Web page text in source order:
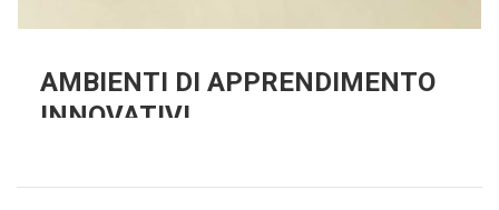
AMBIENTI DI APPRENDIMENTO
INNOVATIVI